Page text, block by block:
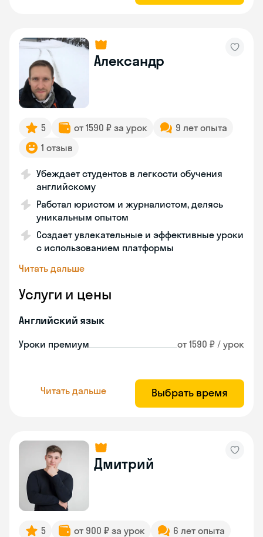
Александр
5 от 1590 ₽ за урок
9 лет опыта
1 отзыв
Убеждает студентов в легкости обучения
английскому
Работал юристом и журналистом, делясь
уникальным опытом
Создает увлекательные и эффективные уроки
с использованием платформы
Читать дальше
Услуги и цены
Английский язык
Уроки премиум от 1590 ₽ / урок
Читать дальше Выбрать время
Дмитрий
5 от 900 ₽ за урок
6 лет опыта